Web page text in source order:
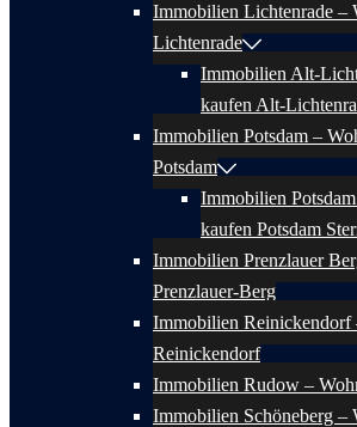
Immobilien Lichtenrade –
Lichtenrade
Immobilien Alt-
kaufen Alt-
Immobilien Potsdam –
Potsdam
Immobilien
kaufen Potsdam
Immobilien Prenzlauer
Prenzlauer-Berg
Immobilien Reinickendorf
Reinickendorf
Immobilien Rudow –
Immobilien Schöneberg –